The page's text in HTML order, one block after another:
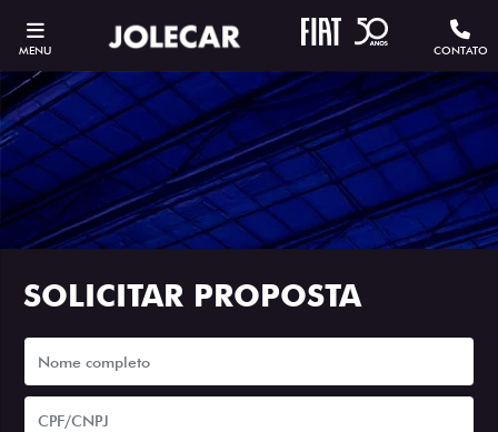
MENU CONTATO
SOLICITAR PROPOSTA